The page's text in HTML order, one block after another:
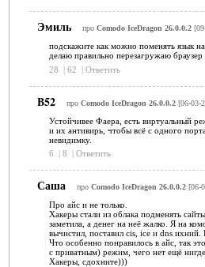
Эмиль про Comodo IceDragon 26.0.0.2
подскажите как можно поменять язык
делаю правильно перезагружаю браузер
28
| 62 | Ответить
B52 про Comodo IceDragon 26.0.0.2[06-03-
Устойчивее Фаера, есть виртуальный
и их антивирь, чтобы всё с одного
невидимку.
6
| 8 | Ответить
Саша про Comodo IceDragon 26.0.0.2[06-
Про айс и не только.
Хакеры стали из облака подменять
заметила, а денег на неё жалко. Я на
вычистил, поставил cis, ice и dns ихний.
Что особенно понравилось в айс, так
с приватным) режим, чего нет ещё
Хакеры, сдохните)))